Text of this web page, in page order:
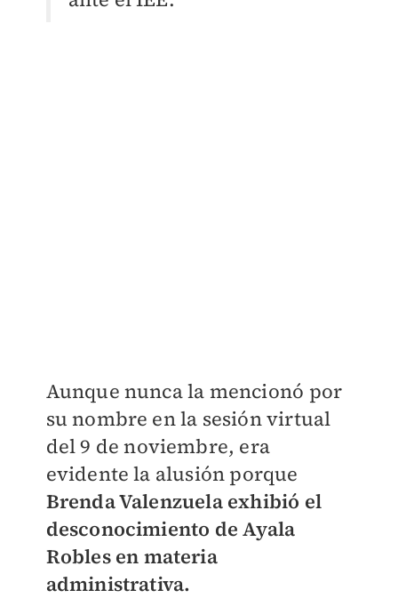
Aunque nunca la mencionó por
su nombre en la sesión virtual
del 9 de noviembre, era
evidente la alusión porque
Brenda Valenzuela exhibió el
desconocimiento de Ayala
Robles en materia
administrativa.